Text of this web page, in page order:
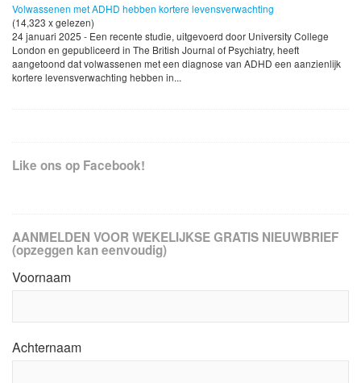
Volwassenen met ADHD hebben kortere levensverwachting
(14,323 x gelezen)
24 januari 2025 - Een recente studie, uitgevoerd door University College
London en gepubliceerd in The British Journal of Psychiatry, heeft
aangetoond dat volwassenen met een diagnose van ADHD een aanzienlijk
kortere levensverwachting hebben in...
Like ons op Facebook!
AANMELDEN VOOR WEKELIJKSE GRATIS NIEUWBRIEF
(opzeggen kan eenvoudig)
Voornaam
Achternaam